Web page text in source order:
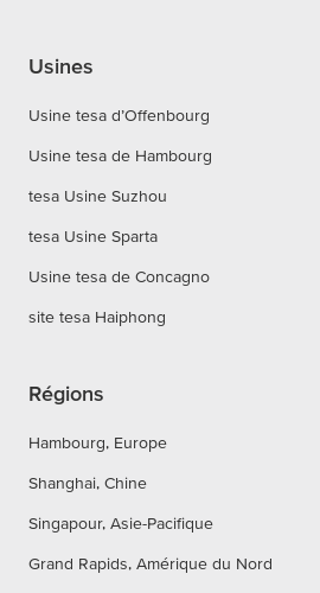
Usines
Usine tesa d’Offenbourg
Usine tesa de Hambourg
tesa Usine Suzhou
tesa Usine Sparta
Usine tesa de Concagno
site tesa Haiphong
Régions
Hambourg, Europe
Shanghai, Chine
Singapour, Asie-Pacifique
Grand Rapids, Amérique du Nord